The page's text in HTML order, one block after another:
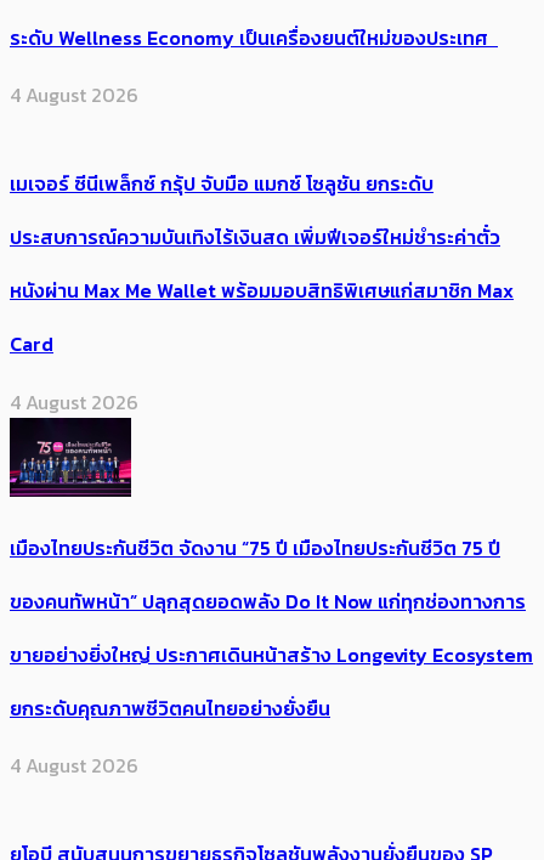
ระดับ Wellness Economy เป็นเครื่องยนต์ใหม่ของประเทศ
4 August 2026
เมเจอร์ ซีนีเพล็กซ์ กรุ้ป จับมือ แมกซ์ โซลูชัน ยกระดับ
ประสบการณ์ความบันเทิงไร้เงินสด เพิ่มฟีเจอร์ใหม่ชำระค่าตั๋ว
หนังผ่าน Max Me Wallet พร้อมมอบสิทธิพิเศษแก่สมาชิก Max
Card
4 August 2026
เมืองไทยประกันชีวิต จัดงาน “75 ปี เมืองไทยประกันชีวิต 75 ปี
ของคนทัพหน้า” ปลุกสุดยอดพลัง Do It Now แก่ทุกช่องทางการ
ขายอย่างยิ่งใหญ่ ประกาศเดินหน้าสร้าง Longevity Ecosystem
ยกระดับคุณภาพชีวิตคนไทยอย่างยั่งยืน
4 August 2026